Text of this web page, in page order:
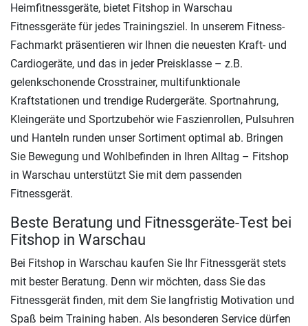
Heimfitnessgeräte, bietet Fitshop in Warschau
Fitnessgeräte für jedes Trainingsziel. In unserem Fitness-
Fachmarkt präsentieren wir Ihnen die neuesten Kraft- und
Cardiogeräte, und das in jeder Preisklasse – z.B.
gelenkschonende Crosstrainer, multifunktionale
Kraftstationen und trendige Rudergeräte. Sportnahrung,
Kleingeräte und Sportzubehör wie Faszienrollen, Pulsuhren
und Hanteln runden unser Sortiment optimal ab. Bringen
Sie Bewegung und Wohlbefinden in Ihren Alltag – Fitshop
in Warschau unterstützt Sie mit dem passenden
Fitnessgerät.
Beste Beratung und Fitnessgeräte-Test bei
Fitshop in Warschau
Bei Fitshop in Warschau kaufen Sie Ihr Fitnessgerät stets
mit bester Beratung. Denn wir möchten, dass Sie das
Fitnessgerät finden, mit dem Sie langfristig Motivation und
Spaß beim Training haben. Als besonderen Service dürfen